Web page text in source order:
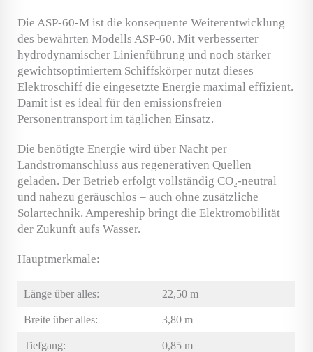
Die ASP-60-M ist die konsequente Weiterentwicklung
des bewährten Modells ASP-60. Mit verbesserter
hydrodynamischer Linienführung und noch stärker
gewichtsoptimiertem Schiffskörper nutzt dieses
Elektroschiff die eingesetzte Energie maximal effizient.
Damit ist es ideal für den emissionsfreien
Personentransport im täglichen Einsatz.
Die benötigte Energie wird über Nacht per
Landstromanschluss aus regenerativen Quellen
geladen. Der Betrieb erfolgt vollständig CO₂-neutral
und nahezu geräuschlos – auch ohne zusätzliche
Solartechnik. Ampereship bringt die Elektromobilität
der Zukunft aufs Wasser.
Hauptmerkmale:
Länge über alles: 22,50 m
Breite über alles: 3,80 m
Tiefgang: 0,85 m